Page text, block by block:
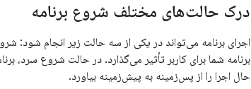
درک حالت‌های مختلف شروع برنامه
اجرای برنامه می‌تواند در یکی از سه حالت زیر انجام
برنامه شما برای کاربر تأثیر می‌گذارد. در حالت شروع سرد،
حال اجرا را از پس‌زمینه به پیش‌زمینه بیاورد.